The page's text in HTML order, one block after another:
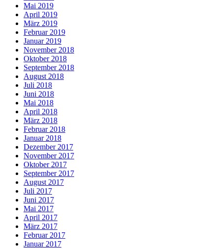
Mai 2019
April 2019
März 2019
Februar 2019
Januar 2019
November 2018
Oktober 2018
September 2018
August 2018
Juli 2018
Juni 2018
Mai 2018
April 2018
März 2018
Februar 2018
Januar 2018
Dezember 2017
November 2017
Oktober 2017
September 2017
August 2017
Juli 2017
Juni 2017
Mai 2017
April 2017
März 2017
Februar 2017
Januar 2017